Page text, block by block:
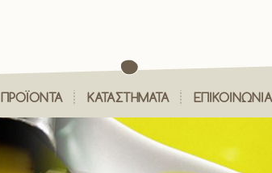
ΠΡΟΪΟΝΤΑ ΚΑΤΑΣΤΗΜΑΤΑ ΕΠΙΚΟΙΝΩΝΙΑ